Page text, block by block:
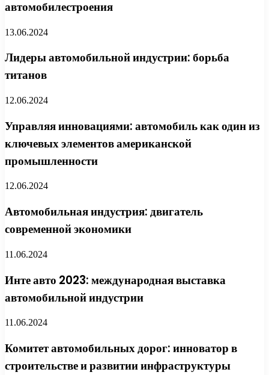
автомобилестроения
13.06.2024
Лидеры автомобильной индустрии: борьба
титанов
12.06.2024
Управляя инновациями: автомобиль как один из
ключевых элементов американской
промышленности
12.06.2024
Автомобильная индустрия: двигатель
современной экономики
11.06.2024
Инте авто 2023: международная выставка
автомобильной индустрии
11.06.2024
Комитет автомобильных дорог: инноватор в
строительстве и развитии инфраструктуры